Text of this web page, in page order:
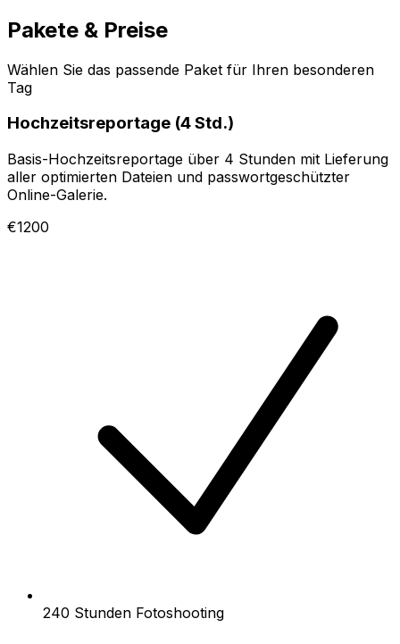
Pakete & Preise
Wählen Sie das passende Paket für Ihren besonderen
Tag
Hochzeitsreportage (4 Std.)
Basis-Hochzeitsreportage über 4 Stunden mit Lieferung
aller optimierten Dateien und passwortgeschützter
Online-Galerie.
€1200
240 Stunden Fotoshooting